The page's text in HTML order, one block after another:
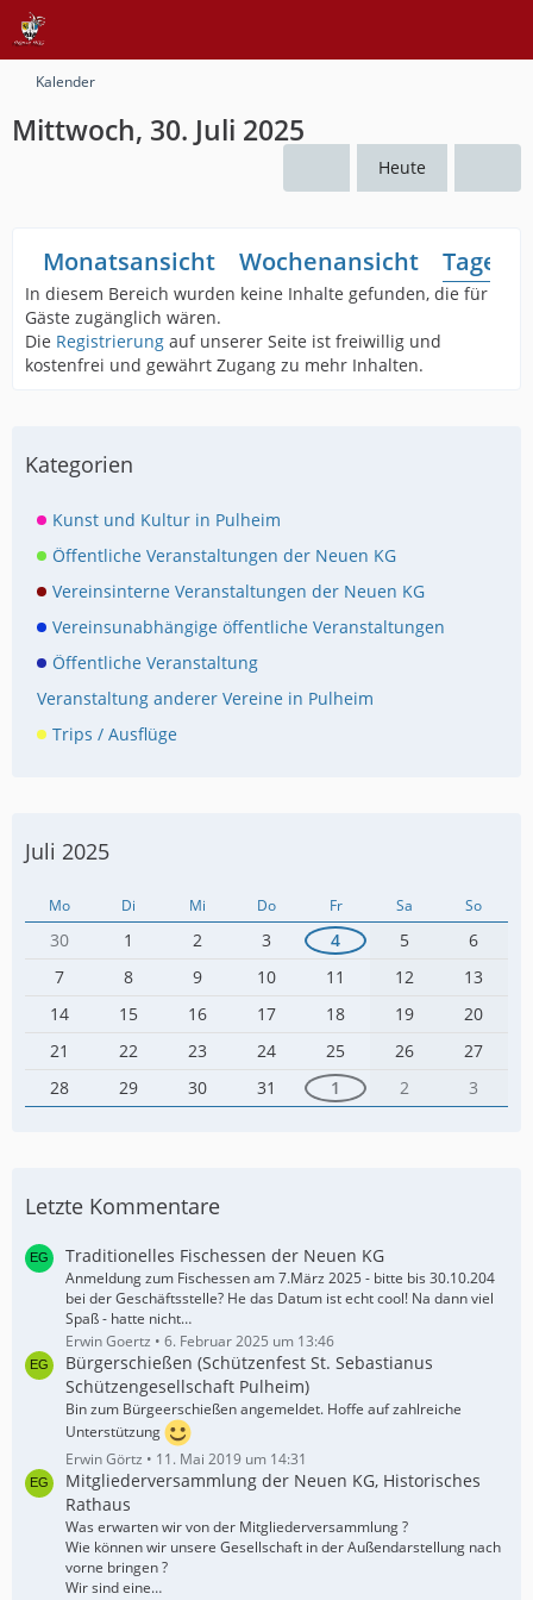
Kalender
Mittwoch, 30. Juli 2025
Heute
Monatsansicht Wochenansicht
In diesem Bereich wurden keine Inhalte gefunden, die für
Gäste zugänglich wären.
Die Registrierung auf unserer Seite ist freiwillig und
kostenfrei und gewährt Zugang zu mehr Inhalten.
Kategorien
Kunst und Kultur in Pulheim
Öffentliche Veranstaltungen der Neuen KG
Vereinsinterne Veranstaltungen der Neuen KG
Vereinsunabhängige öffentliche Veranstaltungen
Öffentliche Veranstaltung
Veranstaltung anderer Vereine in Pulheim
Trips / Ausflüge
Juli 2025
Mo Di Mi Do Fr Sa So
30 1 2 3 4 5
6
7
8 9 10 11 12
13
14
15 16 17 18 19
20
21
22 23 24 25 26
27
28
29 30 31 1 2 3
Letzte Kommentare
Traditionelles Fischessen der Neuen KG
Anmeldung zum Fischessen am 7.März 2025 - bitte bis 30.10.204
bei der Geschäftsstelle? He das Datum ist echt cool! Na dann viel
Spaß - hatte nicht…
Erwin Goertz
6. Februar 2025 um 13:46
Bürgerschießen (Schützenfest St. Sebastianus
Schützengesellschaft Pulheim)
Bin zum Bürgeerschießen angemeldet. Hoffe auf zahlreiche
Unterstützung
Erwin Görtz
11. Mai 2019 um 14:31
Mitgliederversammlung der Neuen KG, Historisches
Rathaus
Was erwarten wir von der Mitgliederversammlung ?
Wie können wir unsere Gesellschaft in der Außendarstellung nach
vorne bringen ?
Wir sind eine…